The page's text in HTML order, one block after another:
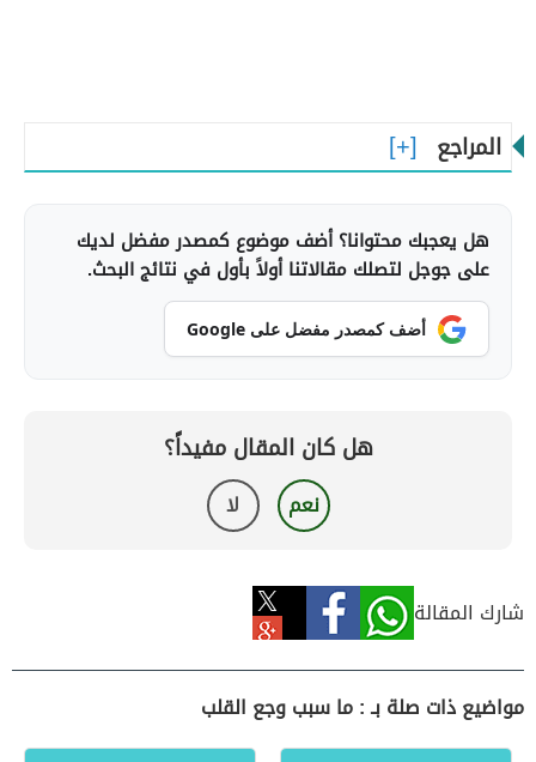
المراجع
هل يعجبك محتوانا؟ أضف موضوع كمصدر مفضل لديك
على جوجل لتصلك مقالاتنا أولاً بأول في نتائج البحث.
أضف كمصدر مفضل على Google
هل كان المقال مفيداً؟
نعم لا
شارك المقالة
مواضيع ذات صلة بـ : ما سبب وجع القلب